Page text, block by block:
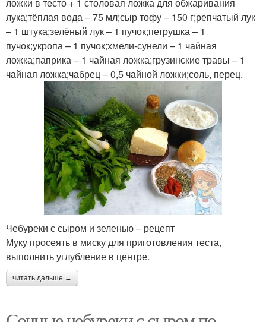
ложки в тесто + 1 столовая ложка для обжаривания
лука;тёплая вода – 75 мл;сыр тофу – 150 г;репчатый лук
– 1 штука;зелёный лук – 1 пучок;петрушка – 1
пучок;укропа – 1 пучок;хмели-сунели – 1 чайная
ложка;паприка – 1 чайная ложка;грузинские травы – 1
чайная ложка;чабрец – 0,5 чайной ложки;соль, перец.
Чебуреки с сыром и зеленью – рецепт
Муку просеять в миску для приготовления теста,
выполнить углубление в центре.
читать дальше →